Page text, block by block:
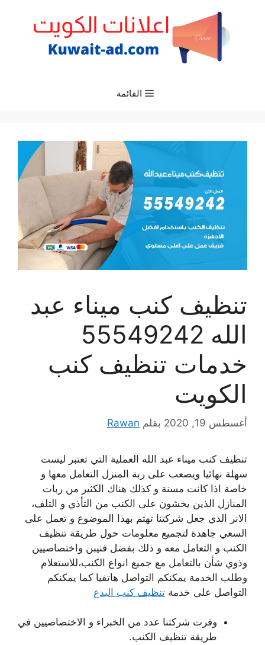
القائمة
تنظيف كنب ميناء عبد
الله 55549242
خدمات تنظيف كنب
الكويت
أغسطس 19, 2020 بقلم Rawan
تنظيف كنب ميناء عبد الله العملية التي تعتبر ليست
سهلة نهائيا ويصعب على ربة المنزل التعامل معها و
خاصة اذا كانت مسنة و كذلك هناك الكثير من ربات
المنازل الذين يخشون على الكنب من التأذي و التلف،
الانر الذي جعل شركتنا تهتم بهذا الموضوع و تعمل على
السعي جاهدة لتجميع معلومات حول طريقة تنظيف
الكنب و التعامل معه و ذلك بفضل فنيبن واختصاصيين
وذوي شأن بالتعامل مع جميع انواع الكنب،للاستعلام
وطلب الخدمة يمكنكم التواصل هاتفيا كما يمكنكم
التواصل على خدمة تنظيف كنب البدع
وفرت شركتنا عدد من الخبراء و الاختصاصيين في
طريقة تنظيف الكنب.